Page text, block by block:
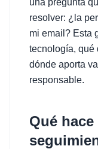
una pregunta
resolver: ¿la
mi email? Esta
tecnología, qué
dónde aporta
responsable.
Qué